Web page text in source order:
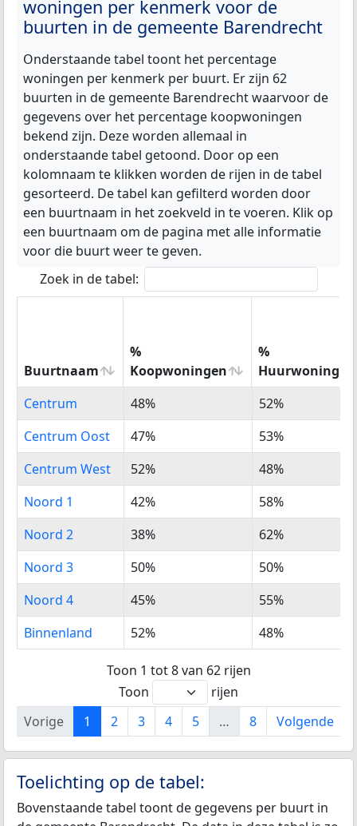
woningen per kenmerk voor de
buurten in de gemeente Barendrecht
Onderstaande tabel toont het percentage
woningen per kenmerk per buurt. Er zijn 62
buurten in de gemeente Barendrecht waarvoor de
gegevens over het percentage koopwoningen
bekend zijn. Deze worden allemaal in
onderstaande tabel getoond. Door op een
kolomnaam te klikken worden de rijen in de tabel
gesorteerd. De tabel kan gefilterd worden door
een buurtnaam in het zoekveld in te voeren. Klik op
een buurtnaam om de pagina met alle informatie
voor die buurt weer te geven.
Zoek in de tabel:
Buurtnaam
%
Koopwoningen
%
Huurwoningen
Buurtnaam
%
Koopwoningen
%
Huurwoningen
Centrum 48%
52%
Centrum Oost
47%
53%
Centrum West
52%
48%
Noord 1
42%
58%
Noord 2
38%
62%
Noord 3
50%
50%
Noord 4
45%
55%
Binnenland
52% 48%
Toon 1 tot 8 van 62 rijen
Toon
rijen
Vorige
1 2 3 4 5 … 8 Volgende
Toelichting op de tabel:
Bovenstaande tabel toont de gegevens per buurt in